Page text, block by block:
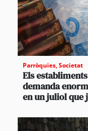
Parròquies,Societat
Els
demanda
en un juliol que